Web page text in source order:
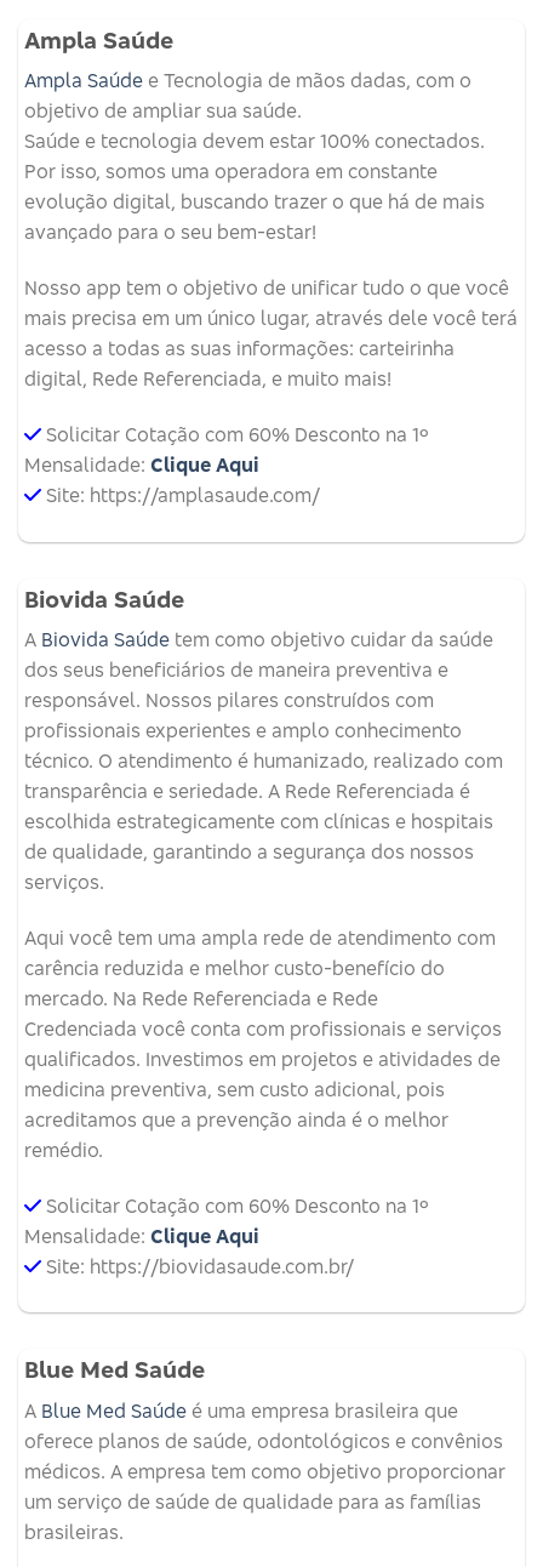
Ampla Saúde
Ampla Saúde e Tecnologia de mãos dadas, com o
objetivo de ampliar sua saúde.
Saúde e tecnologia devem estar 100% conectados.
Por isso, somos uma operadora em constante
evolução digital, buscando trazer o que há de mais
avançado para o seu bem-estar!
Nosso app tem o objetivo de unificar tudo o que você
mais precisa em um único lugar, através dele você terá
acesso a todas as suas informações: carteirinha
digital, Rede Referenciada, e muito mais!
Solicitar Cotação com 60% Desconto na 1º
Mensalidade: Clique Aqui
Site: https://amplasaude.com/
Biovida Saúde
A Biovida Saúde tem como objetivo cuidar da saúde
dos seus beneficiários de maneira preventiva e
responsável. Nossos pilares construídos com
profissionais experientes e amplo conhecimento
técnico. O atendimento é humanizado, realizado com
transparência e seriedade. A Rede Referenciada é
escolhida estrategicamente com clínicas e hospitais
de qualidade, garantindo a segurança dos nossos
serviços.
Aqui você tem uma ampla rede de atendimento com
carência reduzida e melhor custo-benefício do
mercado. Na Rede Referenciada e Rede
Credenciada você conta com profissionais e serviços
qualificados. Investimos em projetos e atividades de
medicina preventiva, sem custo adicional, pois
acreditamos que a prevenção ainda é o melhor
remédio.
Solicitar Cotação com 60% Desconto na 1º
Mensalidade: Clique Aqui
Site: https://biovidasaude.com.br/
Blue Med Saúde
A Blue Med Saúde é uma empresa brasileira que
oferece planos de saúde, odontológicos e convênios
médicos. A empresa tem como objetivo proporcionar
um serviço de saúde de qualidade para as famílias
brasileiras.